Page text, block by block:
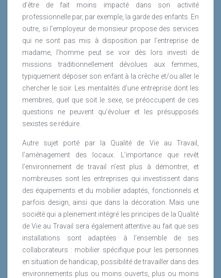
d’être de fait moins impacté dans son activité
professionnelle par, par exemple, la garde des enfants. En
outre, si l’employeur de monsieur propose des services
qui ne sont pas mis à disposition par l’entreprise de
madame, l’homme peut se voir dès lors investi de
missions traditionnellement dévolues aux femmes,
typiquement déposer son enfant à la crèche et/ou aller le
chercher le soir. Les mentalités d’une entreprise dont les
membres, quel que soit le sexe, se préoccupent de ces
questions ne peuvent qu’évoluer et les présupposés
sexistes se réduire.
Autre sujet porté par la Qualité de Vie au Travail,
l’aménagement des locaux. L’importance que revêt
l’environnement de travail n’est plus à démontrer, et
nombreuses sont les entreprises qui investissent dans
des équipements et du mobilier adaptés, fonctionnels et
parfois design, ainsi que dans la décoration. Mais une
société qui a pleinement intégré les principes de la Qualité
de Vie au Travail sera également attentive au fait que ses
installations sont adaptées à l’ensemble de ses
collaborateurs : mobilier spécifique pour les personnes
en situation de handicap, possibilité de travailler dans des
environnements plus ou moins ouverts, plus ou moins